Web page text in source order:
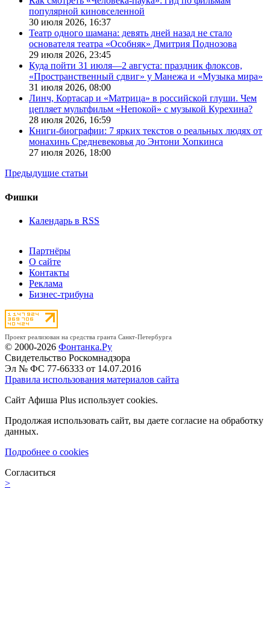
популярной киновселенной
30 июля 2026, 16:37
Театр одного шамана: девять дней назад не стало
основателя театра «Особняк» Дмитрия Поднозова
29 июля 2026, 23:45
Куда пойти 31 июля—2 августа: праздник флоксов,
«Пространственный сдвиг» у Манежа и «Музыка мира»
31 июля 2026, 08:00
Линч, Кортасар и «Матрица» в российской глуши. Чем
цепляет мультфильм «Непокой» с музыкой Курехина?
28 июля 2026, 16:59
Книги-биографии: 7 ярких текстов о реальных людях от
монахинь Средневековья до Энтони Хопкинса
27 июля 2026, 18:00
Предыдущие статьи
Фишки
Календарь в RSS
Партнёры
О сайте
Контакты
Реклама
Бизнес-трибуна
Проект реализован на средства гранта Санкт-Петербурга
© 2000-2026 Фонтанка.Ру
Свидетельство Роскомнадзора
Эл № ФС 77-66333 от 14.07.2016
Правила использования материалов сайта
Сайт Афиша Plus использует cookies.
Продолжая использовать сайт, вы даете согласие на обработку
данных.
Подробнее о cookies
Согласиться
>